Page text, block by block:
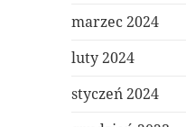
marzec 2024
luty 2024
styczeń 2024